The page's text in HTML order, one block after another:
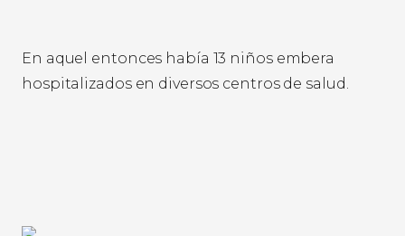
En aquel entonces había 13 niños embera
hospitalizados en diversos centros de salud.